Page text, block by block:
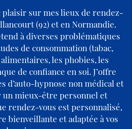
plaisir sur mes lieux de rendez-
(92) et en Normandie.
à diverses problématiques
de consommation (tabac,
les phobies, les
de confiance en soi. J’offre
d’auto-hypnose non médical et
un mieux-être personnel et
rendez-vous est personnalisé,
bienveillante et adaptée à vos